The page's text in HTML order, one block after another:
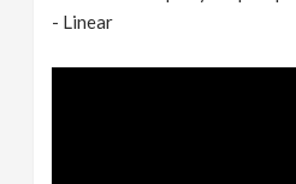
- Linear